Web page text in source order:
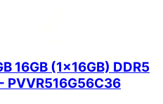
16GB (1x16GB) DDR5
PVVR516G56C36